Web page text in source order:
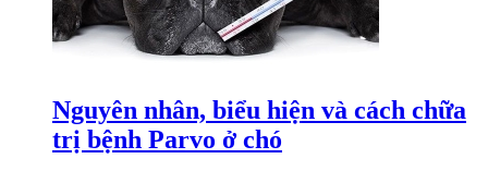
Nguyên nhân, biểu hiện và cách chữa
trị bệnh Parvo ở chó